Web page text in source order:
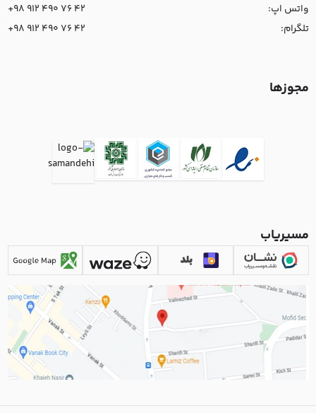
واتس اپ:
+98 912 490 76 42
تلگرام:
+98 912 490 76 42
مجوزها
مسیریاب